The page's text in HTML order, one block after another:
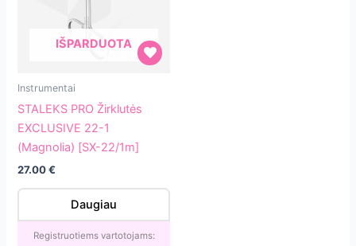
STALEKS
1
22/1m]
IŠPARDUOTA
Instrumentai
STALEKS PRO Žirklutės
EXCLUSIVE 22-1
(Magnolia) [SX-22/1m]
27.00€
Daugiau
Registruotiems vartotojams: